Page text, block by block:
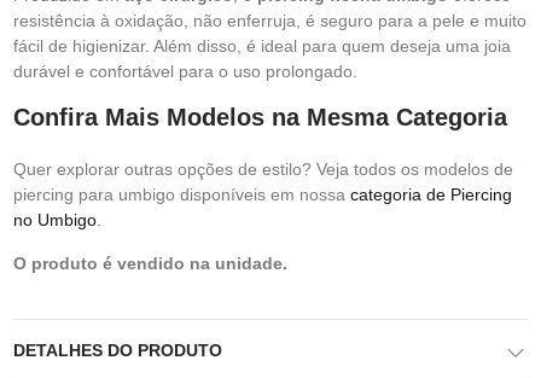
resistência à oxidação, não enferruja, é seguro para a pele e muito
fácil de higienizar. Além disso, é ideal para quem deseja uma joia
durável e confortável para o uso prolongado.
Confira Mais Modelos na Mesma Categoria
Quer explorar outras opções de estilo? Veja todos os modelos de
piercing para umbigo disponíveis em nossa categoria de Piercing
no Umbigo
O produto é vendido na unidade.
DETALHES DO PRODUTO